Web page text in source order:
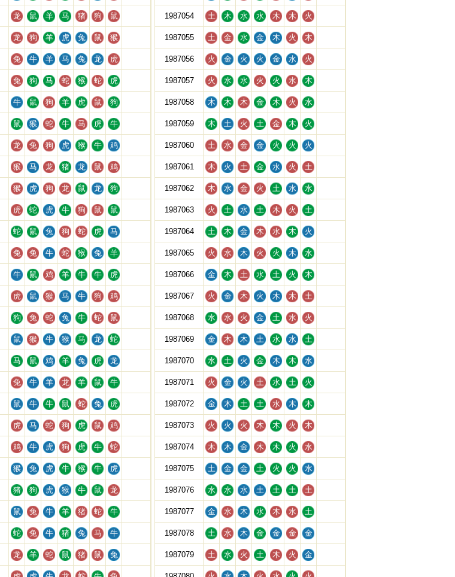
龙 鼠 羊 马 猪 狗 鼠
龙 狗 羊 虎 兔 鼠 猴
兔 牛 羊 马 兔 龙 虎
兔 狗 马 蛇 猴 蛇 虎
牛 鼠 狗 羊 虎 鼠 狗
鼠 猴 蛇 牛 马 虎 牛
龙 兔 狗 虎 猴 牛 鸡
猴 马 龙 猪 龙 鼠 鸡
猴 虎 狗 龙 鼠 龙 狗
虎 蛇 虎 牛 狗 鼠 鼠
蛇 鼠 兔 狗 蛇 虎 马
兔 兔 牛 蛇 猴 兔 羊
牛 鼠 鸡 羊 牛 牛 虎
虎 鼠 猴 马 牛 狗 鸡
狗 兔 蛇 兔 牛 蛇 鼠
鼠 猴 牛 猴 马 龙 蛇
马 鼠 鸡 羊 兔 虎 龙
兔 牛 羊 龙 羊 鼠 牛
鼠 牛 牛 鼠 蛇 兔 虎
虎 马 蛇 狗 虎 鼠 鸡
鸡 牛 虎 狗 虎 牛 蛇
猴 兔 虎 牛 猴 牛 虎
猪 狗 虎 猴 牛 鼠 龙
鼠 兔 牛 羊 猪 蛇 牛
蛇 兔 牛 猪 兔 马 牛
龙 羊 蛇 鼠 猪 鼠 兔
1987054 土 木 水 水 木 木 火
1987055 土 金 水 金 木 火 木
1987056 火 金 火 火 金 水 火
1987057 火 水 水 火 火 水 木
1987058 木 木 木 金 木 火 水
1987059 木 土 火 土 金 木 火
1987060 土 水 金 金 火 火 火
1987061 木 火 土 金 水 火 土
1987062 木 水 金 火 土 水 水
1987063 火 土 水 土 木 火 土
1987064 土 木 金 木 水 木 火
1987065 火 水 木 火 火 木 水
1987066 金 木 土 水 土 火 木
1987067 火 金 木 火 木 木 土
1987068 水 水 火 金 土 水 火
1987069 金 木 木 土 水 水 土
1987070 水 土 火 金 木 木 水
1987071 火 金 火 土 水 土 火
1987072 金 木 土 土 水 木 木
1987073 火 火 火 木 木 火 木
1987074 木 木 金 木 木 火 水
1987075 土 金 金 土 火 火 水
1987076 水 水 水 土 土 土 土
1987077 金 水 木 水 木 水 土
1987078 土 水 木 金 金 金 金
1987079 土 水 火 土 木 火 金